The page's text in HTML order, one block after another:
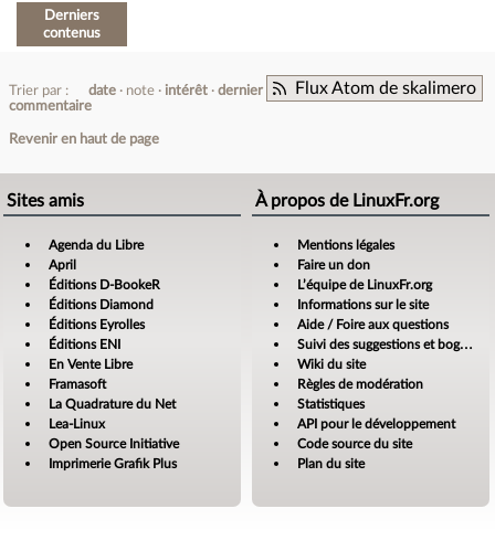
Derniers
contenus
Flux Atom de skalimero
Trier par : date note intérêt
dernier
commentaire
Revenir en haut de page
Sites amis
Agenda du Libre
April
Éditions D-BookeR
Éditions Diamond
Éditions Eyrolles
Éditions ENI
En Vente Libre
Framasoft
La Quadrature du Net
Lea-Linux
Open Source Initiative
Imprimerie Grafik Plus
À propos de LinuxFr.org
Mentions légales
Faire un don
L’équipe de LinuxFr.org
Informations sur le site
Aide / Foire aux questions
Suivi des suggestions et bogues
Wiki du site
Règles de modération
Statistiques
API pour le développement
Code source du site
Plan du site